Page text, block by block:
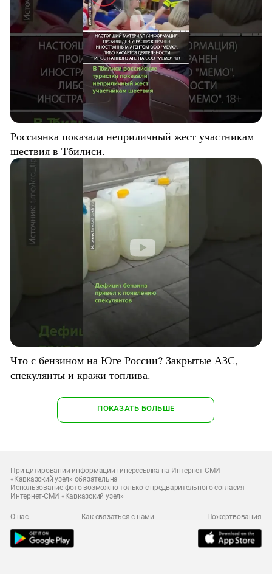
Россиянка показала неприличный жест участникам
шествия в Тбилиси.
Что с бензином на Юге России? Закрытые АЗС,
спекулянты и кражи топлива.
ПОКАЗАТЬ БОЛЬШЕ
При цитировании информации гиперссылка на Интернет-СМИ
«Кавказский узел» обязательна
Использование фото возможно только с предварительного согласия
Интернет-СМИ «Кавказский узел»
О нас Как связаться с нами Пожертвования